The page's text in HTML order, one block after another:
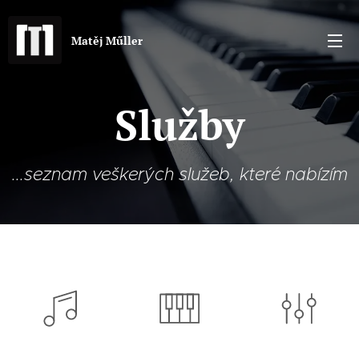
Matěj Műller
Služby
...seznam veškerých služeb, které nabízím